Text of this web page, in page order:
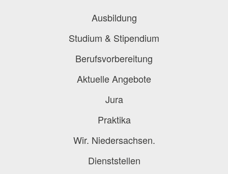
Ausbildung
Studium & Stipendium
Berufsvorbereitung
Aktuelle Angebote
Jura
Praktika
Wir. Niedersachsen.
Dienststellen